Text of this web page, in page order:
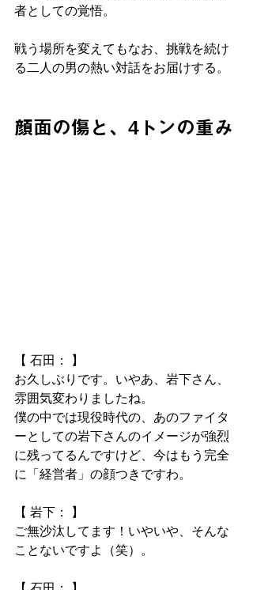
者としての覚悟。
戦う場所を変えてもなお、挑戦を続け
る二人の男の熱い対話をお届けする。
顔面の傷と、4トンの重み
【 石田： 】
お久しぶりです。いやあ、岩下さん、
雰囲気変わりましたね。
僕の中では現役時代の、あのファイタ
ーとしての岩下さんのイメージが強烈
に残ってるんですけど、今はもう完全
に「経営者」の顔つきですわ。
【 岩下： 】
ご無沙汰してます！いやいや、そんな
ことないですよ（笑）。